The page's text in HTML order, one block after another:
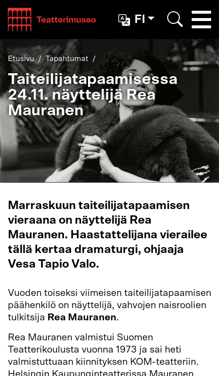
Teatterimuseo
FI
Etusivu Tapahtumat
Taiteilijatapaamisessa
24.11. näyttelijä Rea
Mauranen
Marraskuun taiteilijatapaamisen
vieraana on näyttelijä Rea
Mauranen. Haastattelijana vierailee
tällä kertaa dramaturgi, ohjaaja
Vesa Tapio Valo.
Vuoden toiseksi viimeisen taiteilijatapaamisen
päähenkilö on näyttelijä, vahvojen naisroolien
tulkitsija Rea Mauranen.
Rea Mauranen valmistui Suomen
Teatterikoulusta vuonna 1973 ja sai heti
valmistuttuaan kiinnityksen KOM-teatteriin.
Helsingin Kaupunginteatterissa Mauranen